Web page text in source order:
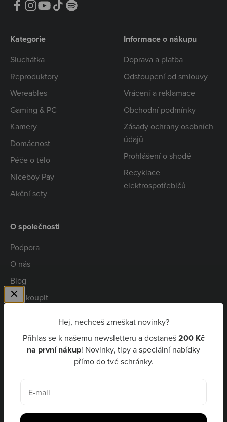
Hej, nechceš zmeškat novinky?
Přihlas se k našemu newsletteru a dostaneš200 Kč
na první nákup! Novinky, tipy a speciální nabídky
přímo do tvé schránky.
E-mail
Kategorie
Sluchátka
Reproduktory
Wereables
Gaming & PC
Kamery
Domácnost
Péče o tělo
Niceboy Pay
Akční sety
Informace o nákupu
Doprava a platba
Odstoupení od smlouvy
Vrácení a reklamace
Obchodní podmínky
Zásady ochrany osobních
údajů
Prohlášení o shodě
Recyklace
elektrospotřebičů
O společnosti
Podpora
O nás
Blog
Kde koupit
Niceboy Pay
CZK Kč